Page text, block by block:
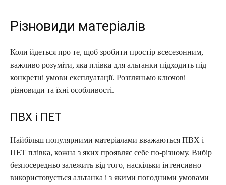
Різновиди матеріалів
Коли йдеться про те, щоб зробити простір всесезонним,
важливо розуміти, яка плівка для альтанки підходить під
конкретні умови експлуатації. Розгляньмо ключові
різновиди та їхні особливості.
ПВХ і ПЕТ
Найбільш популярними матеріалами вважаються ПВХ і
ПЕТ плівка, кожна з яких проявляє себе по-різному. Вибір
безпосередньо залежить від того, наскільки інтенсивно
використовується альтанка і з якими погодними умовами